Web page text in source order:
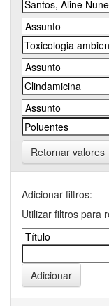
Retornar valores
Adicionar filtros:
Utilizar filtros para